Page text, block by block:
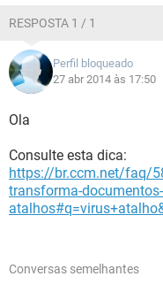
RESPOSTA 1 / 1
Perfil bloqueado
27 abr 2014 às 17:50
Ola
Consulte esta dica:
https://br.ccm.net/faq/
transforma-
Conversas semelhantes